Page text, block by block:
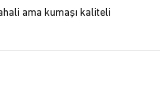
ama kumaşı kaliteli